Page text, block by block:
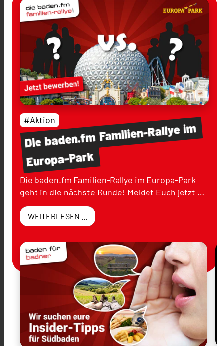
Diebaden.fmFamilien-Rallyeim
Europa-Park
#Aktion
Die baden.fm Familien-Rallye im Europa-Park
geht in die nächste Runde! Meldet Euch jetzt …
WEITERLESEN ...